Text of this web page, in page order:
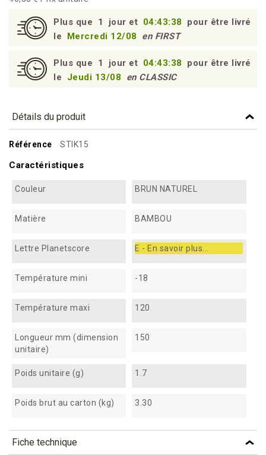
Plus que 1 jour et 04:43:37
pour être livré
le
Mercredi 12/08 en FIRST
Plus que 1 jour et 04:43:37
pour être livré
le
Jeudi 13/08 en CLASSIC
Détails du produit
Référence STIK15
Caractéristiques
Couleur BRUN NATUREL
Matière BAMBOU
Lettre Planetscore E - En savoir plus...
Température mini -18
Température maxi 120
Longueur mm (dimension
unitaire)
150
Poids unitaire (g) 1.7
Poids brut au carton (kg) 3.30
Fiche technique